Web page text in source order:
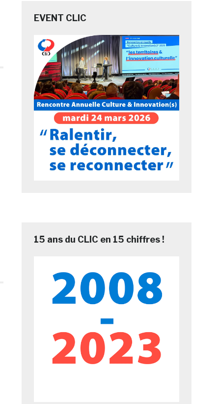
EVENT CLIC
15 ans du CLIC en 15 chiffres !